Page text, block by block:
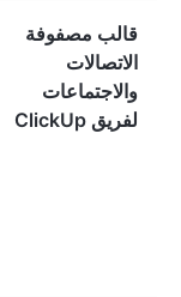
قالب مصفوفة
الاتصالات
والاجتماعات
لفريق ClickUp